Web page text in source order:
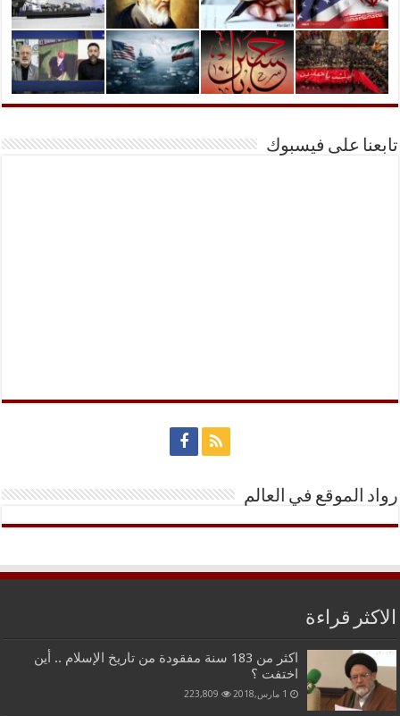
تابعنا على فيسبوك
رواد الموقع في العالم
الاكثر قراءة
اكثر من 183 سنة مفقودة من تاريخ الإسلام .. أين
اختفت ؟
1 مارس,2018 223,809